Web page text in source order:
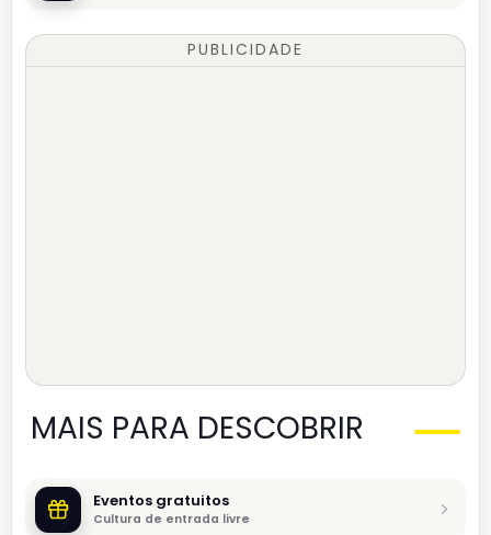
PUBLICIDADE
MAIS PARA DESCOBRIR
Eventos gratuitos
Cultura de entrada livre